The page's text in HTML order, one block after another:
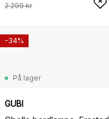
2 299 kr
På lager
GUBI
-34%